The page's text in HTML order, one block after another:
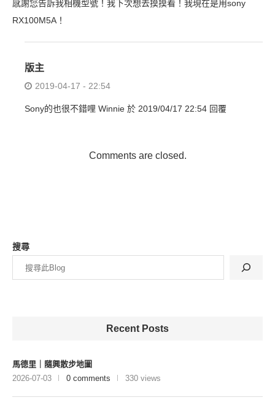
感謝您告訴我相機型號！我下次想去摸摸看！我現在是用sony
RX100M5A！
版主
2019-04-17 - 22:54
Sony的也很不錯哩 Winnie 於 2019/04/17 22:54 回覆
Comments are closed.
搜尋
Recent Posts
馬德里｜隨興散步地圖
2026-07-03
0 comments 330 views